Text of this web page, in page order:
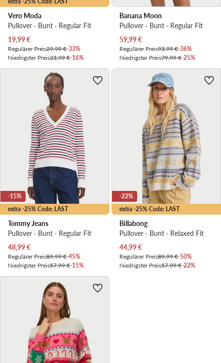
Vero Moda
Pullover · Bunt · Regular Fit
Aktueller Preis
19,99€
Regulärer Preis29,99 €-33%
Niedrigster Preis23,99 €-16%
Banana Moon
Pullover · Bunt · Regular Fit
Aktueller Preis
59,99€
Regulärer Preis93,99 €-36%
Niedrigster Preis79,99 €-25%
extra -25% Code: LAST
-15%
Tommy Jeans
Pullover · Bunt · Regular Fit
Aktueller Preis
48,99€
Regulärer Preis89,99 €-45%
Niedrigster Preis57,99 €-15%
extra -25% Code: LAST
-22%
Billabong
Pullover · Bunt · Relaxed Fit
Aktueller Preis
44,99€
Regulärer Preis89,99 €-50%
Niedrigster Preis57,99 €-22%